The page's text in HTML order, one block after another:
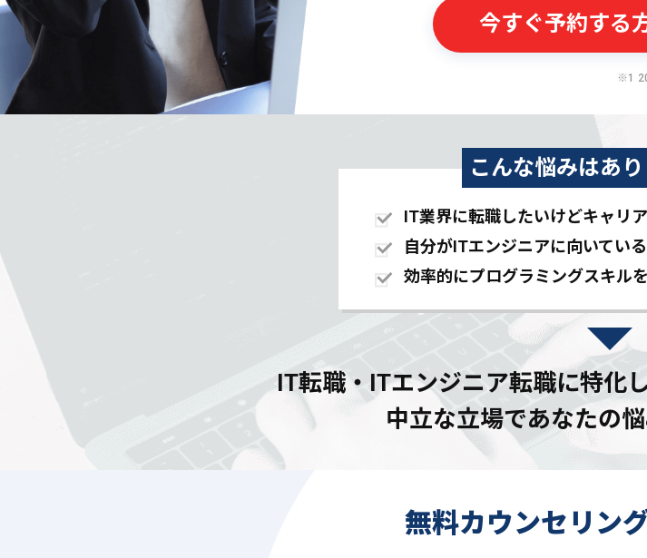
今すぐ予約する
※1
こんな悩みはあ
IT業界に転職したいけどキャリ
自分がITエンジニアに向いてい
効率的にプログラミングスキルを
IT転職・ITエンジニア転職に特化
中立な立場であなたの
無料カウンセリン